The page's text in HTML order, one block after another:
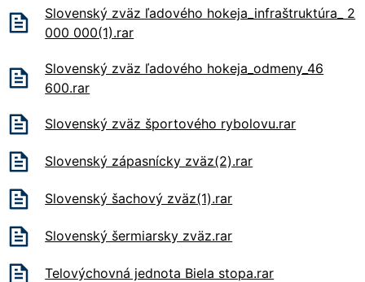
Slovenský zväz ľadového hokeja_infraštruktúra_ 2
000 000(1).rar
Slovenský zväz ľadového hokeja_odmeny_46
600.rar
Slovenský zväz športového rybolovu.rar
Slovenský zápasnícky zväz(2).rar
Slovenský šachový zväz(1).rar
Slovenský šermiarsky zväz.rar
Telovýchovná jednota Biela stopa.rar